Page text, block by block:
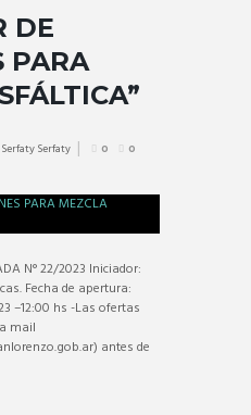
DE
PARA
Serfaty Serfaty 0
0
N° 22/2023 Iniciador:
Fecha de apertura:
–12:00 hs -Las ofertas
mail
antes de